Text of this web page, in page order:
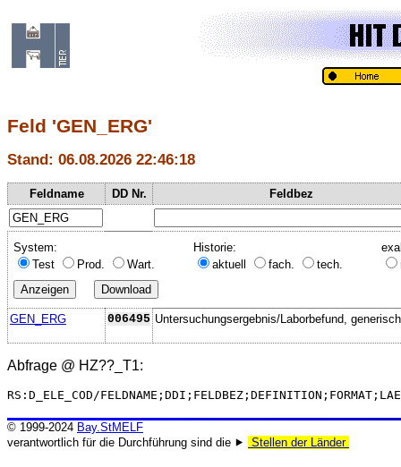
Feld 'GEN_ERG'
Stand: 06.08.2026 22:46:18
Feldname DD Nr. Feldbez
System:
Test
Prod. Wart.
Historie:
aktuell
fach. tech.
GEN_ERG 006495 Untersuchungsergebnis/Laborbefund, generisch
Abfrage @ HZ??_T1:
RS:D_ELE_COD/
© 1999-2024 Bay.StMELF
verantwortlich für die Durchführung sind die ⯈
Stellen der Länder